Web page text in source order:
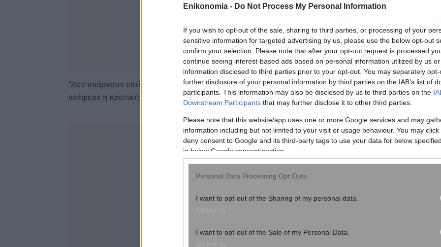
Enikonomia - Do Not Process My Personal Information
If you wish to opt-out of the sale, sharing to third parties, or processing of your
sensitive information for targeted advertising by us, please use the below opt-out
confirm your selection. Please note that after your opt-out request is processed
continue seeing interest-based ads based on personal information utilized by us
information disclosed to third parties prior to your opt-out. You may separately
further disclosure of your personal information by third parties on the IAB’s list of
participants. This information may also be disclosed by us to third parties on the
Downstream Participants that may further disclose it to other third parties.
Please note that this website/app uses one or more Google services and may
information including but not limited to your visit or usage behaviour. You may
deny consent to Google and its third-party tags to use your data for below
in below Google consent section.
Personal Data Processing Opt Outs
I want to opt-out of the Sharing of my personal data.
I want to opt-out of the Sale of my Personal Data.
“Δεν υπάρχουν επιζώντες από την πτήση, στην οποία επέβαιναν επιβάτες από 33 χώρες,”
ανέφερε η κρατική τηλεόραση, επικαλούμενη ανώνυμη πηγή της αεροπορικής εταιρείας.